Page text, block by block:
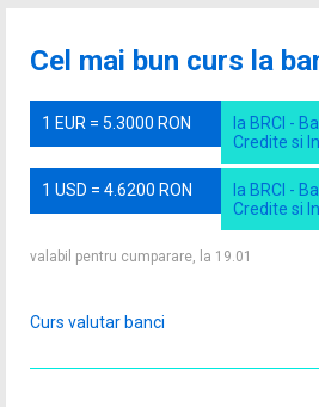
Cel mai bun curs la
1 EUR = 5.3000 RON
la BRCI -
Credite si
1 USD = 4.6200 RON
la BRCI -
Credite si
valabil pentru cumparare, la 19.01
Curs valutar banci